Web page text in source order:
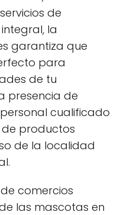
de
la
garantiza que
para
de tu
presencia de
cualificado
productos
de la localidad
comercios
las mascotas en